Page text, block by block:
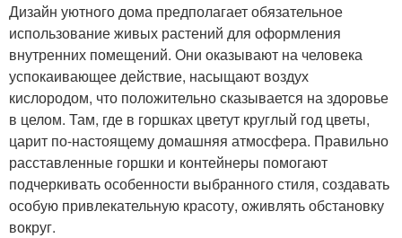
Дизайн уютного дома предполагает обязательное
использование живых растений для оформления
внутренних помещений. Они оказывают на человека
успокаивающее действие, насыщают воздух
кислородом, что положительно сказывается на здоровье
в целом. Там, где в горшках цветут круглый год цветы,
царит по-настоящему домашняя атмосфера. Правильно
расставленные горшки и контейнеры помогают
подчеркивать особенности выбранного стиля, создавать
особую привлекательную красоту, оживлять обстановку
вокруг.